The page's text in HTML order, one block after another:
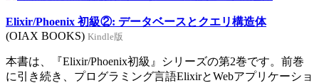
Elixir/Phoenix 初級②: データベースとクエリ構造体
(OIAX BOOKS) Kindle版
本書は、『Elixir/Phoenix初級』シリーズの第2巻です。前巻
に引き続き、プログラミング言語ElixirとWebアプリケーショ